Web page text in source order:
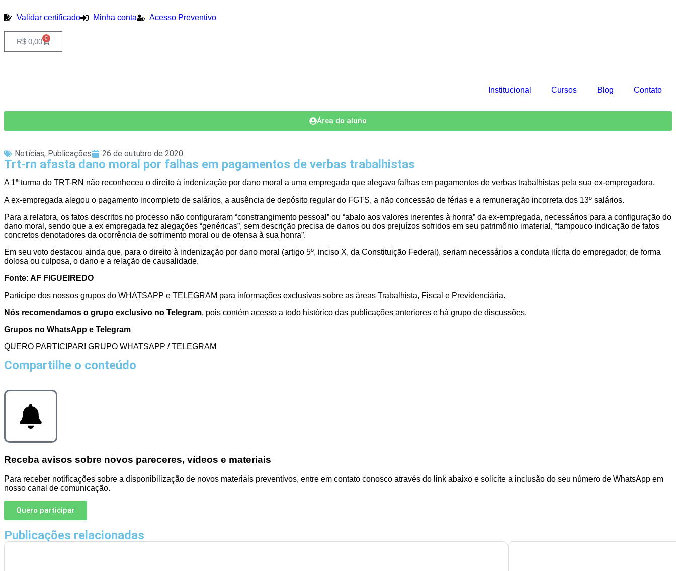
Validar certificado Minha conta Acesso Preventivo
R$ 0,00 0
Institucional Cursos Blog Contato
Área do aluno
Notícias, Publicações 26 de outubro de 2020
Trt-rn afasta dano moral por falhas em pagamentos de verbas trabalhistas
A 1ª turma do TRT-RN não reconheceu o direito à indenização por dano moral a uma empregada que alegava falhas em pagamentos de verbas trabalhistas pela sua ex-empregadora.
A ex-empregada alegou o pagamento incompleto de salários, a ausência de depósito regular do FGTS, a não concessão de férias e a remuneração incorreta dos 13º salários.
Para a relatora, os fatos descritos no processo não configuraram “constrangimento pessoal” ou “abalo aos valores inerentes à honra” da ex-empregada, necessários para a configuração do
dano moral, sendo que a ex empregada fez alegações “genéricas”, sem descrição precisa de danos ou dos prejuízos sofridos em seu patrimônio imaterial, “tampouco indicação de fatos
concretos denotadores da ocorrência de sofrimento moral ou de ofensa à sua honra”.
Em seu voto destacou ainda que, para o direito à indenização por dano moral (artigo 5º, inciso X, da Constituição Federal), seriam necessários a conduta ilícita do empregador, de forma
dolosa ou culposa, o dano e a relação de causalidade.
Fonte: AF FIGUEIREDO
Participe dos nossos grupos do WHATSAPP e TELEGRAM para informações exclusivas sobre as áreas Trabalhista, Fiscal e Previdenciária.
Nós recomendamos o grupo exclusivo no Telegram, pois contém acesso a todo histórico das publicações anteriores e há grupo de discussões.
Grupos no WhatsApp e Telegram
QUERO PARTICIPAR! GRUPO WHATSAPP / TELEGRAM
Compartilhe o conteúdo
Receba avisos sobre novos pareceres, vídeos e materiais
Para receber notificações sobre a disponibilização de novos materiais preventivos, entre em contato conosco através do link abaixo e solicite a inclusão do seu número de WhatsApp em
nosso canal de comunicação.
Quero participar
Publicações relacionadas